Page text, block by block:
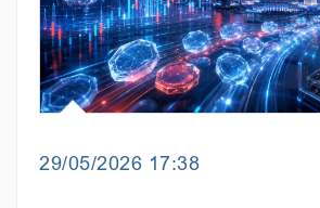
29/05/2026 17:38